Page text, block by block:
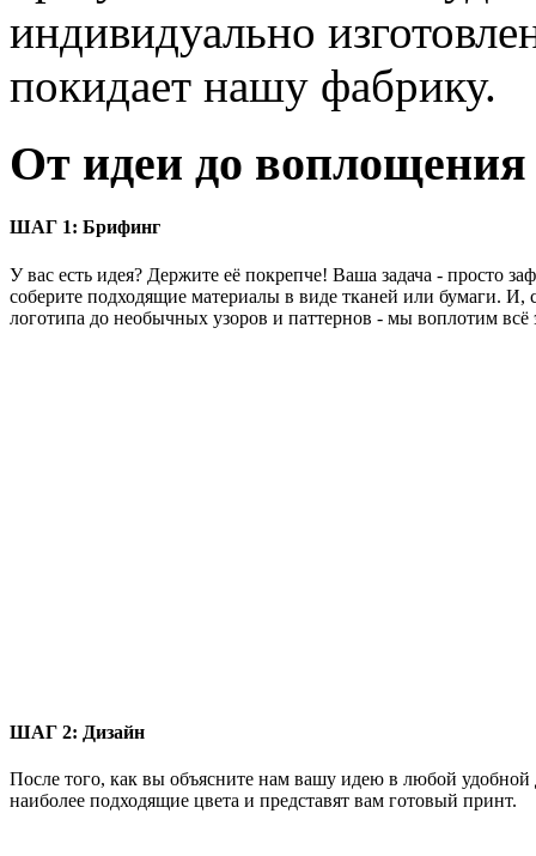
индивидуально
покидает нашу фабрику.
От идеи до
ШАГ 1: Брифинг
У вас есть идея? Держите её покрепче! Ваша задача - просто
соберите подходящие материалы в виде тканей или бумаги.
логотипа до необычных узоров и паттернов - мы воплотим всё
ШАГ 2: Дизайн
После того, как вы объясните нам вашу идею в любой
наиболее подходящие цвета и представят вам готовый принт.